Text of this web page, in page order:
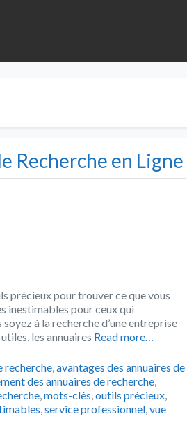
Recherche en Ligne
précieux pour trouver ce que vous
inestimables pour ceux qui
à la recherche d’une entreprise
les annuaires Read more…
recherche,avantages des annuaires de
des annuaires de recherche,
,mots-clés,outils précieux,
,service professionnel,vue